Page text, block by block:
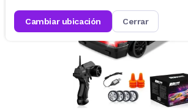
cambiar ubicación cerrar